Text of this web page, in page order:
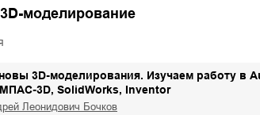
3D-моделирование
3D-моделирования. Изучаем работу в
3D, SolidWorks, Inventor
Леонидович Бочков